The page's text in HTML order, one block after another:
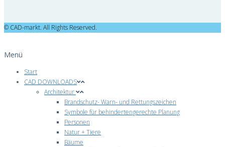
© CAD-markt. All Rights Reserved.
Menü
Start
CAD DOWNLOADS
Architektur
Brandschutz- Warn- und Rettungszeichen
Symbole für behindertengerechte Planung
Personen
Natur + Tiere
Bäume